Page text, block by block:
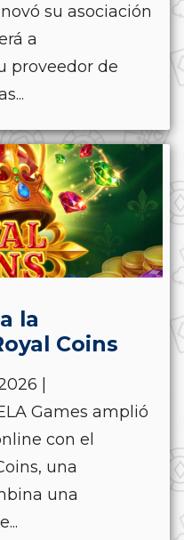
su asociación
a
proveedor de
la
Coins
|
Games amplió
con el
una
una